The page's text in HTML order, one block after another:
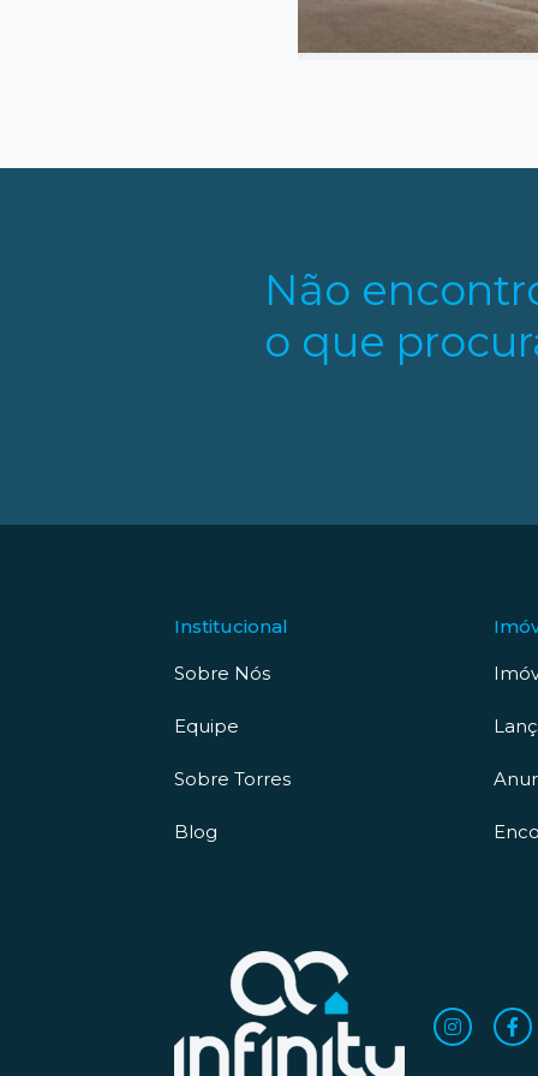
Não
o que
Institucional
Sobre Nós
Equipe
Sobre Torres
Blog